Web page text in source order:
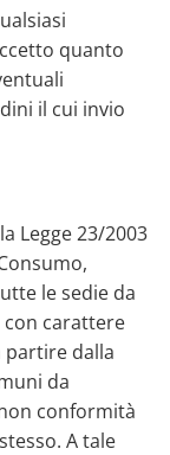
quanto
il cui invio
Legge 23/2003
le sedie da
carattere
partire dalla
da
conformità
A tale